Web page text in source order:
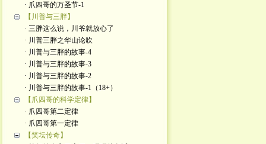
· 爪四哥的万圣节-1
【川普与三胖】
· 三胖这么说，川爷就放心了
· 川普三胖之华山论吹
· 川普与三胖的故事-4
· 川普与三胖的故事-3
· 川普与三胖的故事-2
· 川普与三胖的故事-1（18+）
【爪四哥的科学定律】
· 爪四哥第二定律
· 爪四哥第一定律
【笑坛传奇】